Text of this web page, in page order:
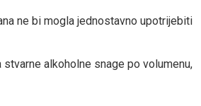
ne bi mogla jednostavno upotrijebiti
alkoholne snage po volumenu,